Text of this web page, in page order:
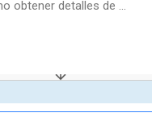
obtener detalles de ...